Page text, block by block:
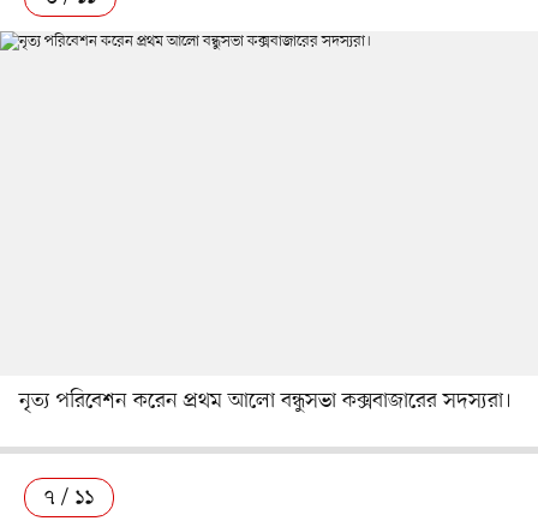
নৃত্য পরিবেশন করেন প্রথম আলো বন্ধুসভা কক্সবাজারের সদস্যরা।
৭ / ১১